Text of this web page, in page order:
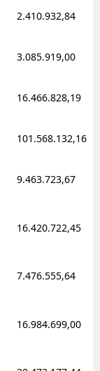
2.410.932,84
3.085.919,00
16.466.828,19
101.568.132,16
9.463.723,67
16.420.722,45
7.476.555,64
16.984.699,00